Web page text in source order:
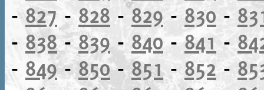
- 827 -828 -829 - 830 -
- 838-839-840 - 841 -
- 849-850-851- 852-